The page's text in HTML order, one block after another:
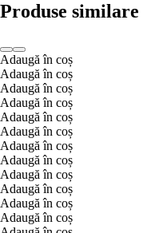
Produse similare
Adaugă în coș
Adaugă în coș
Adaugă în coș
Adaugă în coș
Adaugă în coș
Adaugă în coș
Adaugă în coș
Adaugă în coș
Adaugă în coș
Adaugă în coș
Adaugă în coș
Adaugă în coș